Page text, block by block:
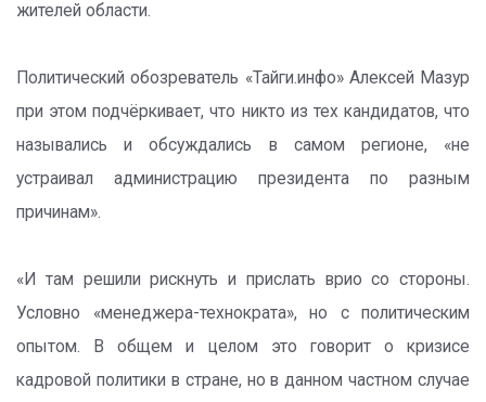
жителей области.
Политический обозреватель «Тайги.инфо» Алексей Мазур
при этом подчёркивает, что никто из тех кандидатов, что
назывались и обсуждались в самом регионе, «не
устраивал администрацию президента по разным
причинам».
«И там решили рискнуть и прислать врио со стороны.
Условно «менеджера-технократа», но с политическим
опытом. В общем и целом это говорит о кризисе
кадровой политики в стране, но в данном частном случае